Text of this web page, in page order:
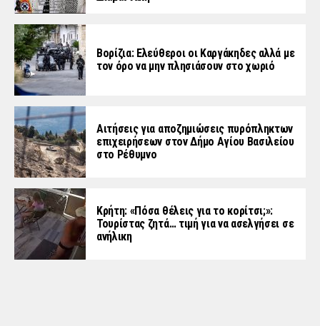
Βορίζια: Ελεύθεροι οι Καργάκηδες αλλά με
τον όρο να μην πλησιάσουν στο χωριό
Αιτήσεις για αποζημιώσεις πυρόπληκτων
επιχειρήσεων στον Δήμο Αγίου Βασιλείου
στο Ρέθυμνο
Κρήτη: «Πόσα θέλεις για το κορίτσι;»:
Τουρίστας ζητά… τιμή για να ασελγήσει σε
ανήλικη